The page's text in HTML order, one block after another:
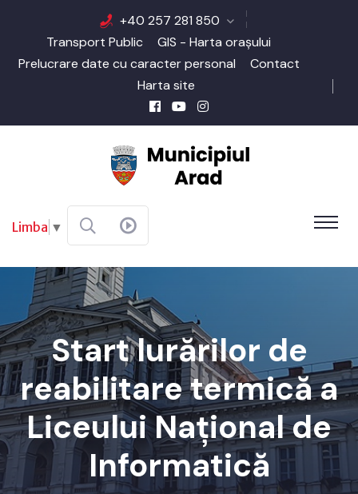
+40 257 281 850
Transport Public
GIS - Harta orașului
Prelucrare date cu caracter personal
Contact
Harta site
Limba ▼
Start lurărilor de
reabilitare termică a
Liceului Național de
Informatică